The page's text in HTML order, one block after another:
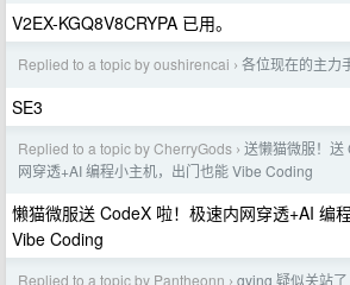
V2EX-KGQ8V8CRYPA 已用。
Replied to a topic by oushirencai › 各位现在的主力
SE3
Replied to a topic by CherryGods › 送懒猫微服！送
网穿透+AI 编程小主机，出门也能 Vibe Coding
懒猫微服送 CodeX 啦！极速内网穿透+AI 编
Vibe Coding
Replied to a topic by Pantheonn › gying 疑似关站了